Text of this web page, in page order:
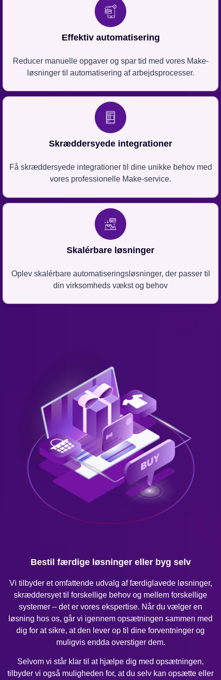
Effektiv automatisering
Reducer manuelle opgaver og spar tid med vores Make-
løsninger til automatisering af arbejdsprocesser.
Skræddersyede integrationer
Få skræddersyede integrationer til dine unikke behov med
vores professionelle Make-service.
Skalérbare løsninger
Oplev skalérbare automatiseringsløsninger, der passer til
din virksomheds vækst og behov
Bestil færdige løsninger eller byg selv
Vi tilbyder et omfattende udvalg af færdiglavede løsninger,
skræddersyet til forskellige behov og mellem forskellige
systemer – det er vores ekspertise. Når du vælger en
løsning hos os, går vi igennem opsætningen sammen med
dig for at sikre, at den lever op til dine forventninger og
muligvis endda overstiger dem.
Selvom vi står klar til at hjælpe dig med opsætningen,
tilbyder vi også muligheden for, at du selv kan opsætte eller